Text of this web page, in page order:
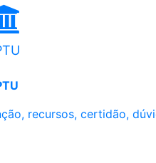
recursos, certidão,